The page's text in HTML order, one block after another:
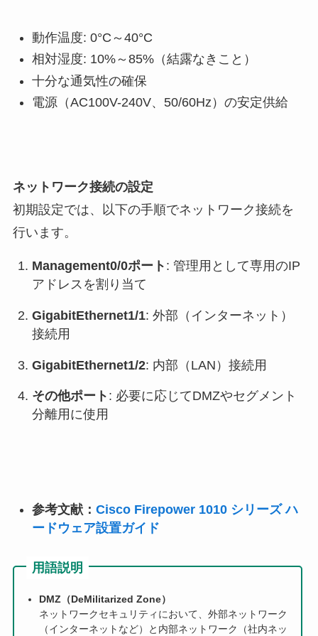
動作温度: 0°C～40°C
相対湿度: 10%～85%（結露なきこと）
十分な通気性の確保
電源（AC100V-240V、50/60Hz）の安定供給
ネットワーク接続の設定
初期設定では、以下の手順でネットワーク接続を
行います。
Management0/0ポート : 管理用として専用のIP
アドレスを割り当て
GigabitEthernet1/1: 外部（インターネット）
接続用
GigabitEthernet1/2: 内部（LAN）接続用
その他ポート : 必要に応じてDMZやセグメント
分離用に使用
参考文献： Cisco Firepower 1010 シリーズ ハ
ードウェア設置ガイド
用語説明
DMZ（DeMilitarized Zone）
ネットワークセキュリティにおいて、外部ネットワーク
（インターネットなど）と内部ネットワーク（社内ネッ